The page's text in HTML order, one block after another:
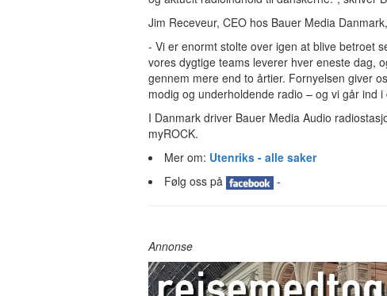
Jim Receveur, CEO hos Bauer Media
- Vi er enormt stolte over igen at blive betroet
vores dygtige teams leverer hver eneste dag,
gennem mere end to årtier. Fornyelsen giver
modig og underholdende radio – og vi går
I Danmark driver Bauer Media Audio
myROCK.
Mer om: Utenriks - alle saker
Følg oss på
-
Annonse